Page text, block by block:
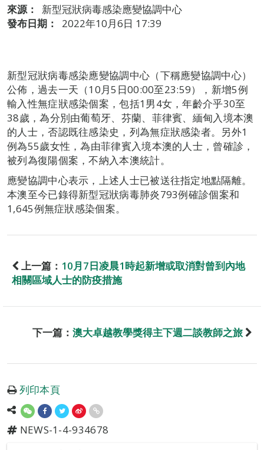
來源：
新型冠狀病毒感染應變協調中心
發布日期：
2022年10月6日 17:39
新型冠狀病毒感染應變協調中心（下稱應變協調中心）
公佈，過去一天（10月5日00:00至23:59），新增5例
輸入性無症狀感染個案，包括1男4女，年齡介乎30至
38歲，為分別由葡萄牙、芬蘭、菲律賓、緬甸入境本澳
的人士，否認既往感染史，列為無症狀感染者。另外1
例為55歲女性，為由菲律賓入境本澳的人士，曾確診，
被列為復陽個案，不納入本澳統計。
應變協調中心表示，上述人士已被送往指定地點隔離。
本澳至今已錄得新型冠狀病毒肺炎793例確診個案和
1,645例無症狀感染個案。
上一篇： 10月7日凌晨1時起新增或取消對曾到內地
相關區域人士的防疫措施
下一篇： 澳大卓越教學獎得主下週二談教師之旅
列印本頁
NEWS-1-4-934678